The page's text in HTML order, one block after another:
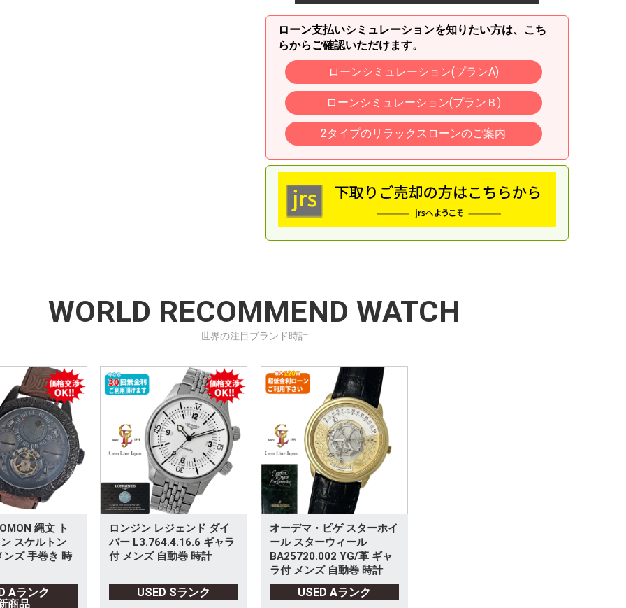
ローン支払いシミュレーションを知りたい方は、こち
らからご確認いただけます。
ローンシミュレーション(プランA)
ローンシミュレーション(プランＢ)
2タイプのリラックスローンのご案内
WORLD RECOMMEND WATCH
世界の注目ブランド時計
縄文 ト
スケルトン
ンズ 手巻き 時
Aランク
商品
ロンジン レジェンド ダイ
バー L3.764.4.16.6 ギャラ
付 メンズ 自動巻 時計
USED Sランク
オーデマ・ピゲ スターホイ
ール スターウィール
BA25720.002 YG/革 ギャ
ラ付 メンズ 自動巻 時計
USED Aランク